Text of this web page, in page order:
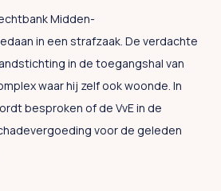
Midden-
in een strafzaak. De verdachte
in de toegangshal van
waar hij zelf ook woonde. In
besproken of de VvE in de
voor de geleden